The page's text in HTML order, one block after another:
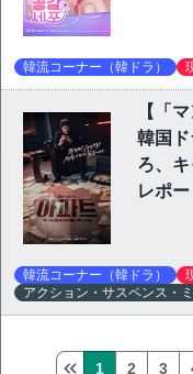
韓流コーナー（韓ドラ）
【「
韓国ド
ろ、
レポ
韓流コーナー（韓ドラ）
アクション・サスペンス・
1 2 3